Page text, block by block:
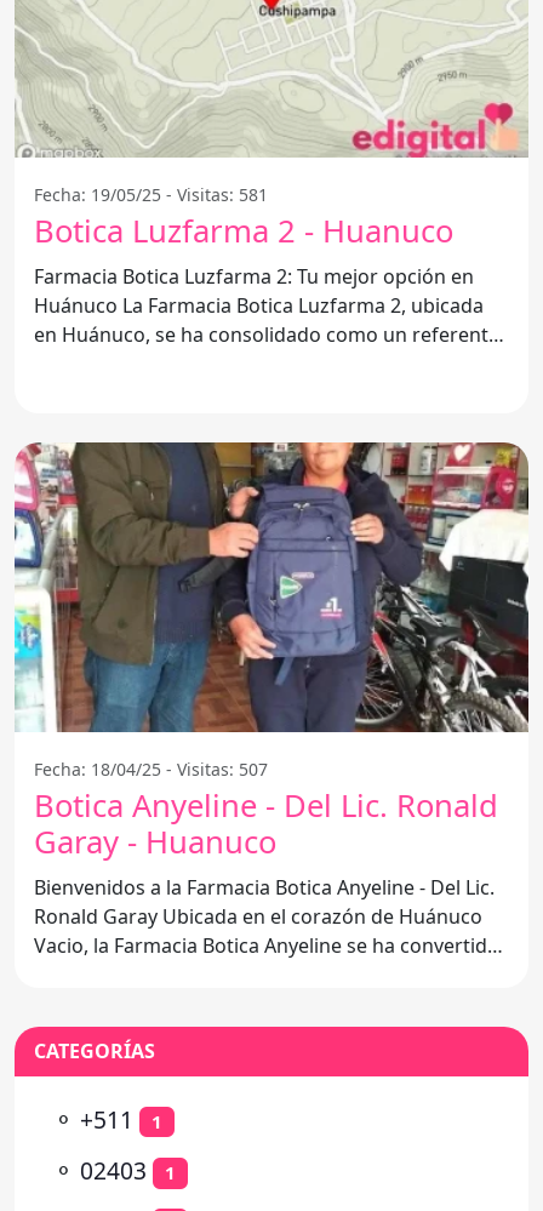
Fecha: 19/05/25 - Visitas: 581
Botica Luzfarma 2 - Huanuco
Farmacia Botica Luzfarma 2: Tu mejor opción en
Huánuco La Farmacia Botica Luzfarma 2, ubicada
en Huánuco, se ha consolidado como un referente
Fecha: 18/04/25 - Visitas: 507
Botica Anyeline - Del Lic. Ronald
Garay - Huanuco
Bienvenidos a la Farmacia Botica Anyeline - Del Lic.
Ronald Garay Ubicada en el corazón de Huánuco
Vacio, la Farmacia Botica Anyeline se ha convertido
CATEGORÍAS
⚬ +511 1
⚬ 02403 1